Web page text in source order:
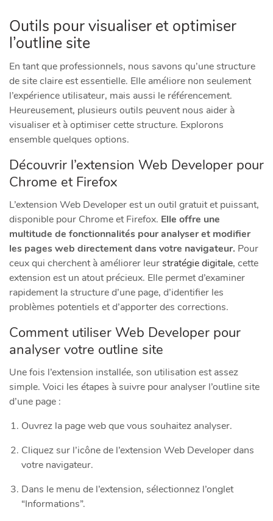
Outils pour visualiser et optimiser
l’outline site
En tant que professionnels, nous savons qu’une structure
de site claire est essentielle. Elle améliore non seulement
l’expérience utilisateur, mais aussi le référencement.
Heureusement, plusieurs outils peuvent nous aider à
visualiser et à optimiser cette structure. Explorons
ensemble quelques options.
Découvrir l’extension Web Developer pour
Chrome et Firefox
L’extension Web Developer est un outil gratuit et puissant,
disponible pour Chrome et Firefox. Elle offre une
multitude de fonctionnalités pour analyser et modifier
les pages web directement dans votre navigateur. Pour
ceux qui cherchent à améliorer leurstratégie digitale, cette
extension est un atout précieux. Elle permet d’examiner
rapidement la structure d’une page, d’identifier les
problèmes potentiels et d’apporter des corrections.
Comment utiliser Web Developer pour
analyser votre outline site
Une fois l’extension installée, son utilisation est assez
simple. Voici les étapes à suivre pour analyser l’outline site
d’une page :
Ouvrez la page web que vous souhaitez analyser.
Cliquez sur l’icône de l’extension Web Developer dans
votre navigateur.
Dans le menu de l’extension, sélectionnez l’onglet
“Informations”.